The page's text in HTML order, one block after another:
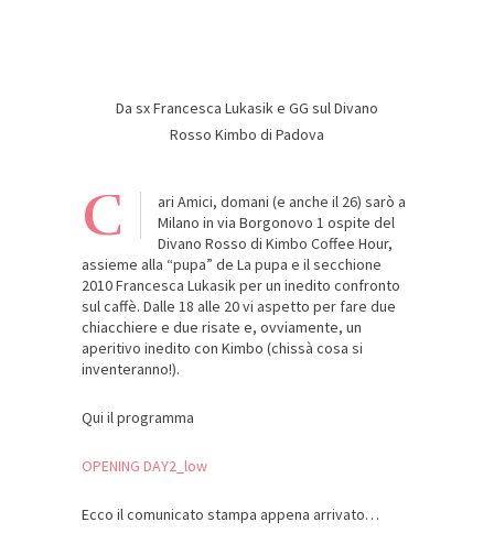
Da sx Francesca Lukasik e GG sul Divano
Rosso Kimbo di Padova
C
ari Amici, domani (e anche il 26) sarò a
Milano in via Borgonovo 1 ospite del
Divano Rosso di Kimbo Coffee Hour,
assieme alla “pupa” de La pupa e il secchione
2010 Francesca Lukasik per un inedito confronto
sul caffè. Dalle 18 alle 20 vi aspetto per fare due
chiacchiere e due risate e, ovviamente, un
aperitivo inedito con Kimbo (chissà cosa si
inventeranno!).
Qui il programma
OPENING DAY2_low
Ecco il comunicato stampa appena arrivato…